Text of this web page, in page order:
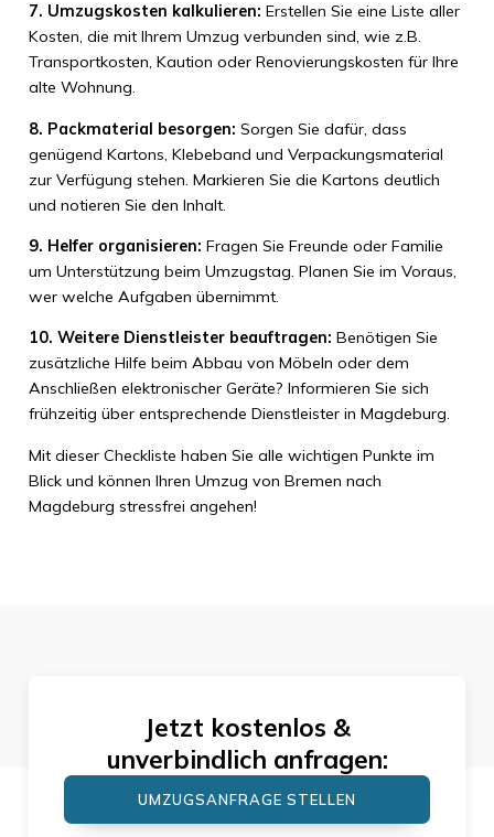
7. Umzugskosten kalkulieren: Erstellen Sie eine Liste aller
Kosten, die mit Ihrem Umzug verbunden sind, wie z.B.
Transportkosten, Kaution oder Renovierungskosten für Ihre
alte Wohnung.
8. Packmaterial besorgen: Sorgen Sie dafür, dass
genügend Kartons, Klebeband und Verpackungsmaterial
zur Verfügung stehen. Markieren Sie die Kartons deutlich
und notieren Sie den Inhalt.
9. Helfer organisieren: Fragen Sie Freunde oder Familie
um Unterstützung beim Umzugstag. Planen Sie im Voraus,
wer welche Aufgaben übernimmt.
10. Weitere Dienstleister beauftragen: Benötigen Sie
zusätzliche Hilfe beim Abbau von Möbeln oder dem
Anschließen elektronischer Geräte? Informieren Sie sich
frühzeitig über entsprechende Dienstleister in Magdeburg.
Mit dieser Checkliste haben Sie alle wichtigen Punkte im
Blick und können Ihren Umzug von Bremen nach
Magdeburg stressfrei angehen!
Jetzt kostenlos &
unverbindlich anfragen:
UMZUGSANFRAGE STELLEN